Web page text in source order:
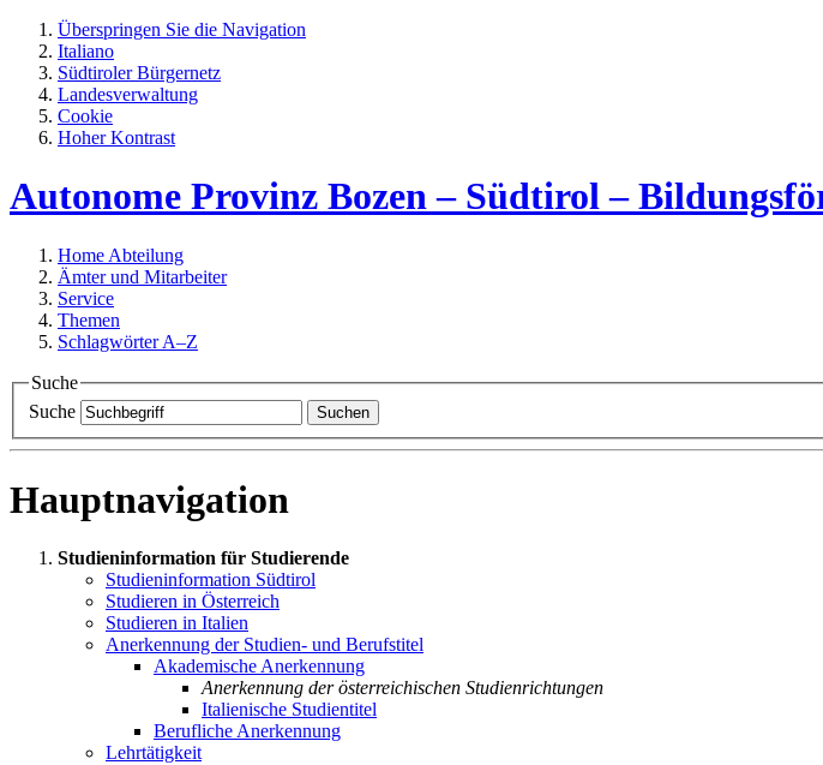
Überspringen Sie die Navigation
Italiano
Südtiroler Bürgernetz
Landesverwaltung
Cookie
Hoher Kontrast
Autonome Provinz Bozen – Südtirol –
Home Abteilung
Ämter und Mitarbeiter
Service
Themen
Schlagwörter A–Z
Suche
Suche
Suchen
Hauptnavigation
Studieninformation für Studierende
Studieninformation Südtirol
Studieren in Österreich
Studieren in Italien
Anerkennung der Studien- und Berufstitel
Akademische Anerkennung
Anerkennung der österreichischen Studienrichtungen
Italienische Studientitel
Berufliche Anerkennung
Lehrtätigkeit